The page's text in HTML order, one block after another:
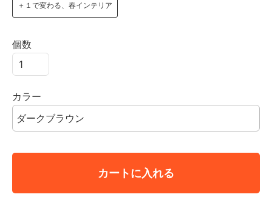
＋１で変わる、春インテリア
個数
カラー
カートに入れる